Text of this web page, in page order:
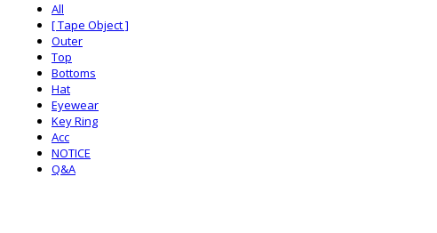
All
[ Tape Object ]
Outer
Top
Bottoms
Hat
Eyewear
Key Ring
Acc
NOTICE
Q&A